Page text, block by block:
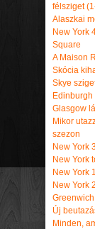
félsziget
Alaszkai
New York
Square
A Maison
Skócia
Skye
Glasgow
Mikor
szezon
New York
New York
New York
New York
Új
Minden,